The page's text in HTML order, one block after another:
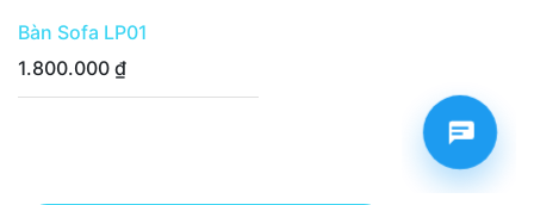
Bàn Sofa LP01
1.800.000 ₫